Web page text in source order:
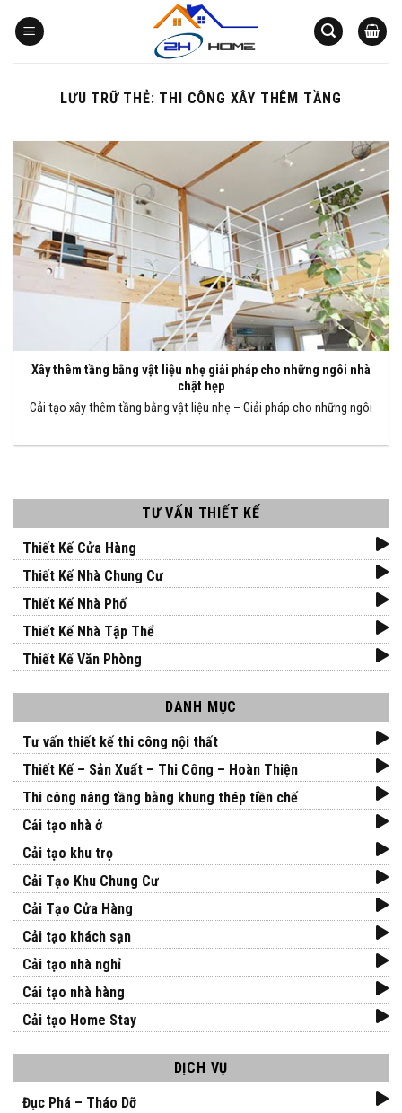
qua
LƯU TRỮ THẺ: THI CÔNG XÂY THÊM TẦNG
TƯ VẤN THIẾT KẾ
Thiết Kế Cửa Hàng
Thiết Kế Nhà Chung Cư
Thiết Kế Nhà Phố
Thiết Kế Nhà Tập Thể
Thiết Kế Văn Phòng
DANH MỤC
Tư vấn thiết kế thi công nội thất
Thiết Kế – Sản Xuất – Thi Công – Hoàn Thiện
Thi công nâng tầng bằng khung thép tiền chế
Cải tạo nhà ở
Cải tạo khu trọ
Cải Tạo Khu Chung Cư
Cải Tạo Cửa Hàng
Cải tạo khách sạn
Cải tạo nhà nghỉ
Cải tạo nhà hàng
Cải tạo Home Stay
DỊCH VỤ
Đục Phá – Tháo Dỡ
Xây thêm tầng bằng vật liệu nhẹ giải pháp cho những ngôi nhà
chật hẹp
Cải tạo xây thêm tầng bằng vật liệu nhẹ – Giải pháp cho những ngôi